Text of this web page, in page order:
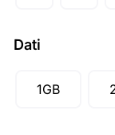
Dati
1GB